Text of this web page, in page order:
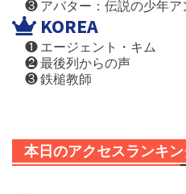
❸ アバター：伝説の少年ア
KOREA
❶ エージェント・キム
❷ 最後列からの声
❸ 鉄槌教師
本日のアクセスランキ